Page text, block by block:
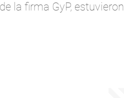
la firma GyP,